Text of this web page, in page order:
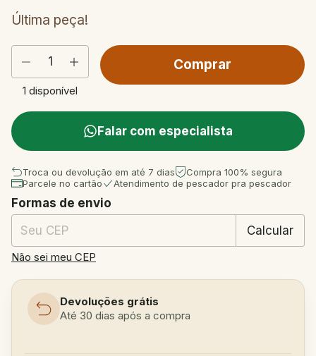
Última peça!
1 disponível
Falar com especialista
Troca ou devolução em até 7 dias
Compra 100% segura
Parcele no cartão
Atendimento de pescador pra pescador
Entregas para o CEP:
Formas de envio
Calcular
Não sei meu CEP
Devoluções grátis
Até 30 dias após a compra